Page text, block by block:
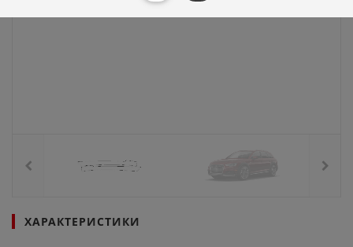
ХАРАКТЕРИСТИКИ